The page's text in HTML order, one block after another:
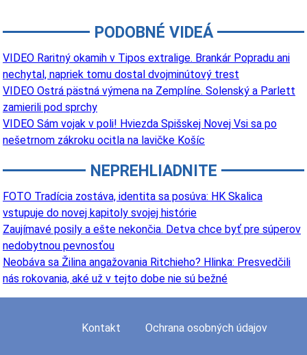
PODOBNÉ VIDEÁ
VIDEO Raritný okamih v Tipos extralige. Brankár Popradu ani
nechytal, napriek tomu dostal dvojminútový trest
VIDEO Ostrá pästná výmena na Zemplíne. Solenský a Parlett
zamierili pod sprchy
VIDEO Sám vojak v poli! Hviezda Spišskej Novej Vsi sa po
nešetrnom zákroku ocitla na lavičke Košíc
NEPREHLIADNITE
FOTO Tradícia zostáva, identita sa posúva: HK Skalica
vstupuje do novej kapitoly svojej histórie
Zaujímavé posily a ešte nekončia. Detva chce byť pre súperov
nedobytnou pevnosťou
Neobáva sa Žilina angažovania Ritchieho? Hlinka: Presvedčili
nás rokovania, aké už v tejto dobe nie sú bežné
Kontakt Ochrana osobných údajov